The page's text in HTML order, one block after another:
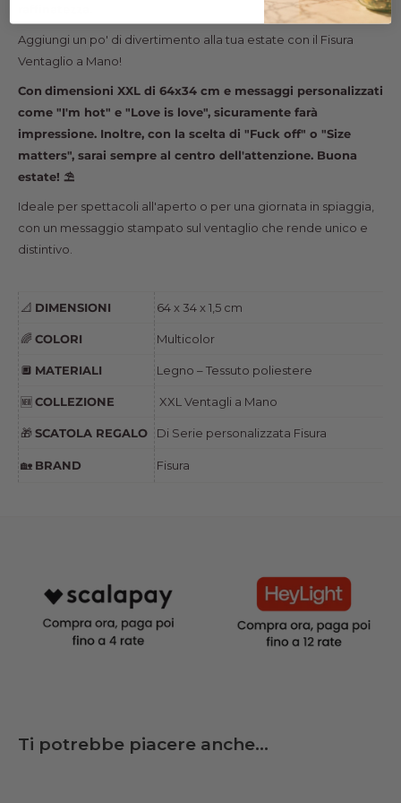
Aggiungi un po' di divertimento alla tua estate con il Fisura
Ventaglio a Mano!
Con dimensioni XXL di 64x34 cm e messaggi personalizzati
come "I'm hot" e "Love is love", sicuramente farà
impressione. Inoltre, con la scelta di "Fuck off" o "Size
matters", sarai sempre al centro dell'attenzione. Buona
estate! ⛱️
Ideale per spettacoli all'aperto o per una giornata in spiaggia,
con un messaggio stampato sul ventaglio che rende unico e
distintivo.
📐 DIMENSIONI 64 x 34 x 1,5 cm
🌈 COLORI Multicolor
🔲 MATERIALI Legno – Tessuto poliestere
🆕 COLLEZIONE XXL Ventagli a Mano
🎁 SCATOLA REGALO Di Serie personalizzata Fisura
🏡 BRAND Fisura
Ti potrebbe piacere anche...